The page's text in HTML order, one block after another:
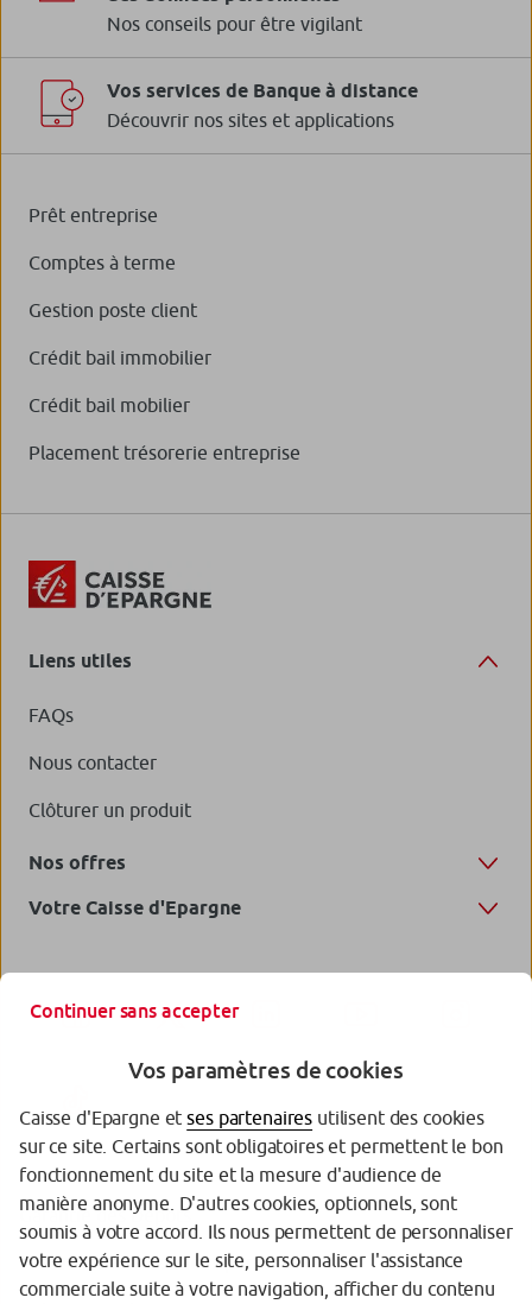
Nos conseils pour être vigilant
Vos services de Banque à distance
Découvrir nos sites et applications
Prêt entreprise
Comptes à terme
Gestion poste client
Crédit bail immobilier
Crédit bail mobilier
Placement trésorerie entreprise
Liens utiles
FAQs
Nous contacter
Clôturer un produit
Nos offres
Votre Caisse d'Epargne
Garantie des Dépôts
Protection des données personnelles
Continuer sans accepter
Vos paramètres de cookies
Caisse d'Epargne etses partenaires utilisent des cookies
sur ce site. Certains sont obligatoires et permettent le bon
fonctionnement du site et la mesure d'audience de
manière anonyme. D'autres cookies, optionnels, sont
soumis à votre accord. Ils nous permettent de personnaliser
votre expérience sur le site, personnaliser l'assistance
commerciale suite à votre navigation, afficher du contenu